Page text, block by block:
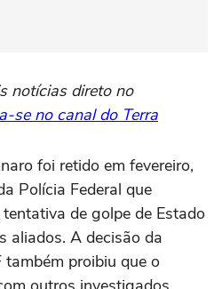
notícias direto no
se no canal do Terra
foi retido em fevereiro,
Polícia Federal que
de golpe de Estado
aliados. A decisão da
também proibiu que o